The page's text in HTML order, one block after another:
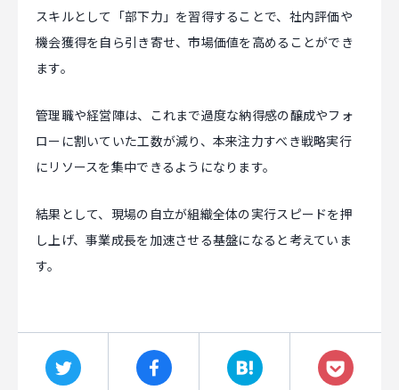
スキルとして「部下力」を習得することで、社内評価や
機会獲得を自ら引き寄せ、市場価値を高めることができ
ます。
管理職や経営陣は、これまで過度な納得感の醸成やフォ
ローに割いていた工数が減り、本来注力すべき戦略実行
にリソースを集中できるようになります。
結果として、現場の自立が組織全体の実行スピードを押
し上げ、事業成長を加速させる基盤になると考えていま
す。